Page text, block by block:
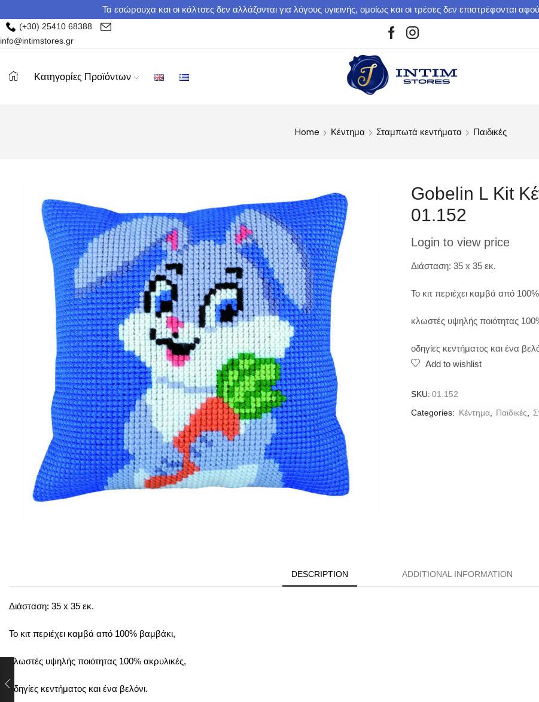
Τα εσώρουχα και οι κάλτσες δεν αλλάζονται για λόγους υγιεινής, ομοίως και οι τρέσες δεν επιστρέφονται
(+30) 25410 68388
info@intimstores.gr
Κατηγορίες Προϊόντων
Home Κέντημα Σταμπωτά κεντήματα Παιδικές
Gobelin L Kit
01.152
Login to view price
Διάσταση: 35 x 35 εκ.
Το κιτ περιέχει καμβά από
κλωστές υψηλής ποιότητας
οδηγίες κεντήματος και ένα
Add to wishlist
SKU: 01.152
Categories: Κέντημα Παιδικές
DESCRIPTION ADDITIONAL INFORMATION
Διάσταση: 35 x 35 εκ.
Το κιτ περιέχει καμβά από 100% βαμβάκι,
κλωστές υψηλής ποιότητας 100% ακρυλικές,
οδηγίες κεντήματος και ένα βελόνι.